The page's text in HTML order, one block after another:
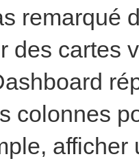
remarqué
des cartes
colonnes